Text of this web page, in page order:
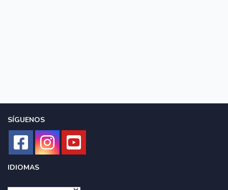
SÍGUENOS
IDIOMAS